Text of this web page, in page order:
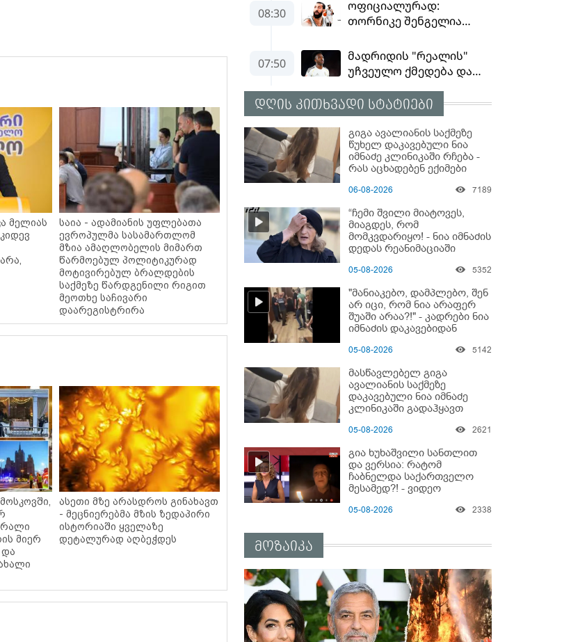
მელიას
საია - ადამიანის უფლებათა
ევროპულმა სასამართლომ
მზია ამაღლობელის მიმართ
წარმოებულ პოლიტიკურად
მოტივირებულ ბრალდების
საქმეზე წარდგენილი რიგით
მეოთხე საჩივარი
დაარეგისტრირა
მიერ
და
ასეთი მზე არასდროს გინახავთ
- მეცნიერებმა მზის ზედაპირი
ისტორიაში ყველაზე
დეტალურად აღბეჭდეს
დღის კითხვადი სტატიები
გიგა ავალიანის საქმეზე
წუხელ დაკავებული ნია
იმნაძე კლინიკაში რჩება -
რას აცხადებენ ექიმები
06-08-2026 7189
“ჩემი შვილი მიატოვეს,
მიაგდეს, რომ
მომკვდარიყო! - ნია იმნაძის
დედას რეანიმაციაში
შვილი არ უნახავს” - გიგა
კომენტარი
05-08-2026 5352
"მანიაკებო, დამპლებო, შენ
არ იცი, რომ ნია არაფერ
შუაში არაა?!" - კადრები ნია
იმნაძის დაკავებიდან
05-08-2026 5142
მასწავლებელ გიგა
ავალიანის საქმეზე
დაკავებული ნია იმნაძე
კლინიკაში გადაჰყავთ
05-08-2026 2621
გია ხუხაშვილი სანთლით
და ვერსია: რატომ
ჩაბნელდა საქართველო
მესამედ?! - ვიდეო
05-08-2026 2338
მოზაიკა